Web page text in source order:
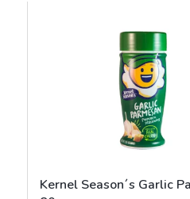
Kernel Season´s Garlic